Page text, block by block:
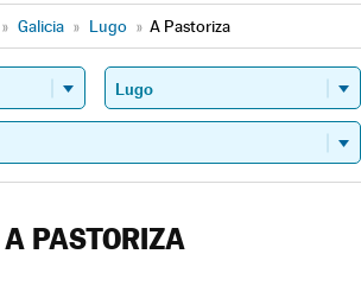
» Galicia » Lugo » A Pastoriza
A PASTORIZA